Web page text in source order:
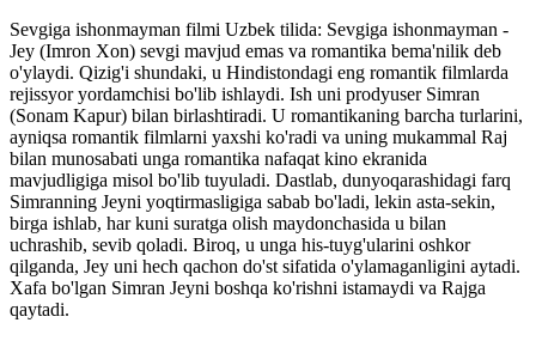
Sevgiga ishonmayman filmi Uzbek tilida: Sevgiga ishonmayman -
Jey (Imron Xon) sevgi mavjud emas va romantika bema'nilik deb
o'ylaydi. Qizig'i shundaki, u Hindistondagi eng romantik filmlarda
rejissyor yordamchisi bo'lib ishlaydi. Ish uni prodyuser Simran
(Sonam Kapur) bilan birlashtiradi. U romantikaning barcha turlarini,
ayniqsa romantik filmlarni yaxshi ko'radi va uning mukammal Raj
bilan munosabati unga romantika nafaqat kino ekranida
mavjudligiga misol bo'lib tuyuladi. Dastlab, dunyoqarashidagi farq
Simranning Jeyni yoqtirmasligiga sabab bo'ladi, lekin asta-sekin,
birga ishlab, har kuni suratga olish maydonchasida u bilan
uchrashib, sevib qoladi. Biroq, u unga his-tuyg'ularini oshkor
qilganda, Jey uni hech qachon do'st sifatida o'ylamaganligini aytadi.
Xafa bo'lgan Simran Jeyni boshqa ko'rishni istamaydi va Rajga
qaytadi.